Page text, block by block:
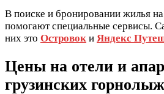
В поиске и бронировании жилья
помогают специальные сервисы.
них это Островок и Яндекс
Цены на отели и
грузинских